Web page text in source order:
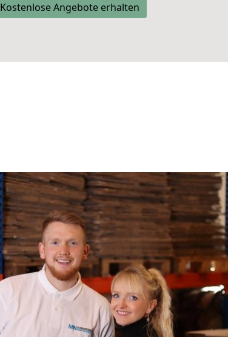
Kostenlose Angebote erhalten